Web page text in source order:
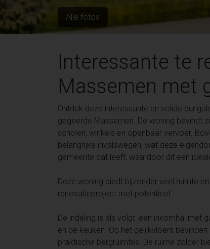
Alle fotos
Interessante te
Massemen met
Ontdek deze interessante en solide
gegeerde Massemen. De woning bevindt
scholen, winkels en openbaar vervoer.
belangrijke invalswegen, wat deze
gemeente dat leeft, waardoor dit een
Deze woning biedt bijzonder veel ruimte
renovatieproject met potentieel.
De indeling is als volgt: een inkomhal
en de keuken. Op het gelijkvloers
praktische bergruimtes. De ruime zolder